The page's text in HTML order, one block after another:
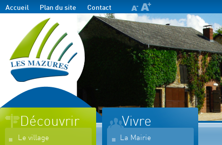
Accueil Plan du site Contact
Découvrir
Le village
Vivre
La Mairie